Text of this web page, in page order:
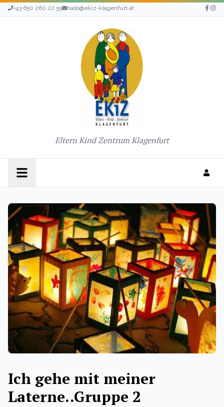
+43 650 260 22 55 hallo@ekiz-klagenfurt.at
Eltern Kind Zentrum Klagenfurt
Ich gehe mit meiner
Laterne..Gruppe 2